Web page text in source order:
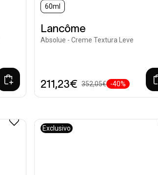
60ml
Lancôme
Absolue - Creme Textura Leve
211,23€ 352,05€ -40%
Exclusivo